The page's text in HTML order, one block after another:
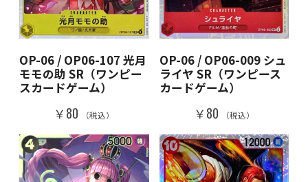
OP-06 / OP06-107 光月
モモの助 SR（ワンピー
スカードゲーム）
￥80 （税込）
OP-06 / OP06-009 シュ
ライヤ SR（ワンピース
カードゲーム）
￥80 （税込）